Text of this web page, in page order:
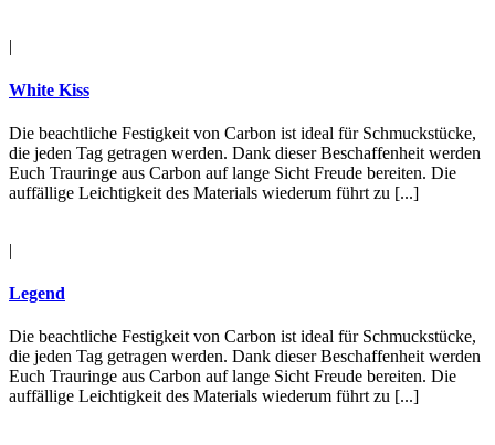
|
White Kiss
Die beachtliche Festigkeit von Carbon ist ideal für Schmuckstücke,
die jeden Tag getragen werden. Dank dieser Beschaffenheit werden
Euch Trauringe aus Carbon auf lange Sicht Freude bereiten. Die
auffällige Leichtigkeit des Materials wiederum führt zu [...]
|
Legend
Die beachtliche Festigkeit von Carbon ist ideal für Schmuckstücke,
die jeden Tag getragen werden. Dank dieser Beschaffenheit werden
Euch Trauringe aus Carbon auf lange Sicht Freude bereiten. Die
auffällige Leichtigkeit des Materials wiederum führt zu [...]